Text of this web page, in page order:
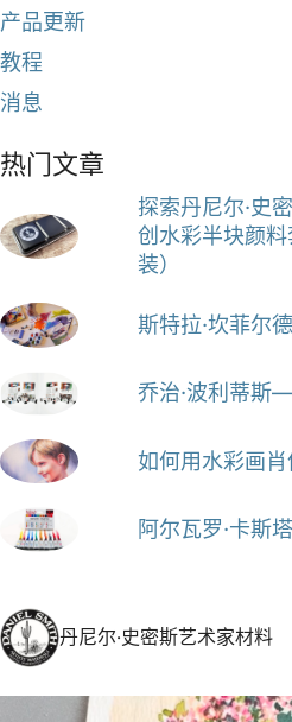
产品更新
教程
消息
热门文章
探索丹尼尔·史
创水彩半块颜
装）
斯特拉·坎菲尔
乔治·波利蒂斯
如何用水彩画肖
阿尔瓦罗·卡斯
丹尼尔·史密斯艺术家材料